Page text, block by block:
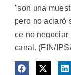
"son una
pero no aclaró
de no negociar
canal. (FIN/